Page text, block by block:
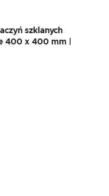
szklanych
400 x 400 mm |